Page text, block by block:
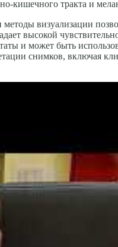
кишечного тракта и
визуализации
высокой
и может быть
снимков, включая